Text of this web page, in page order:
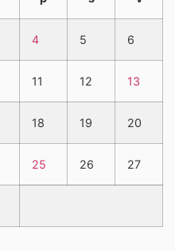
4 5 6
11 12 13
18 19 20
25 26 27